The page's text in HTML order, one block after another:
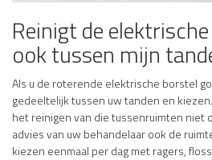
Reinigt de
ook tussen mijn
Als u de roterende elektrische borstel
gedeeltelijk tussen uw tanden en
het reinigen van die tussenruimten niet
advies van uw behandelaar ook de
kiezen eenmaal per dag met ragers,